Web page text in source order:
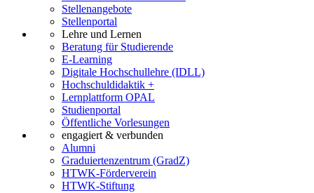
Stellenangebote
Stellenportal
Lehre und Lernen
Beratung für Studierende
E-Learning
Digitale Hochschullehre (IDLL)
Hochschuldidaktik +
Lernplattform OPAL
Studienportal
Öffentliche Vorlesungen
engagiert & verbunden
Alumni
Graduiertenzentrum (GradZ)
HTWK-Förderverein
HTWK-Stiftung